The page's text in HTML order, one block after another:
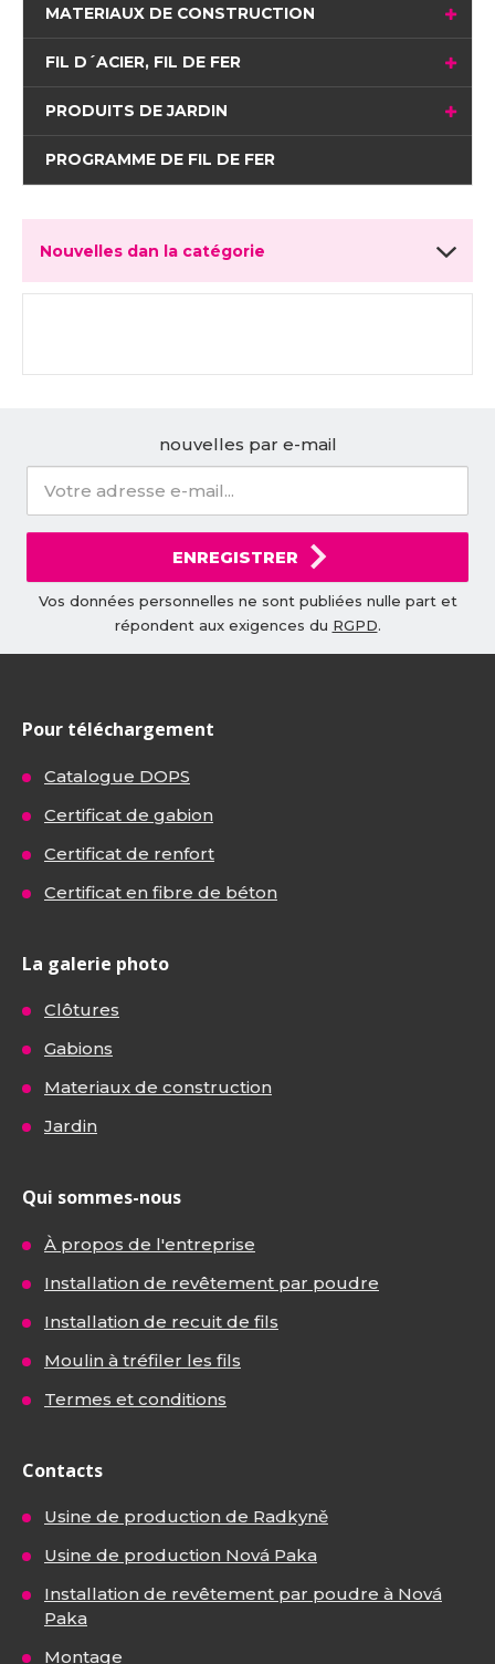
MATERIAUX DE CONSTRUCTION
FIL D´ACIER, FIL DE FER
PRODUITS DE JARDIN
PROGRAMME DE FIL DE FER
Nouvelles dan la catégorie
nouvelles par e-mail
ENREGISTRER
Vos données personnelles ne sont publiées nulle part et
répondent aux exigences du RGPD.
Pour téléchargement
Catalogue DOPS
Certificat de gabion
Certificat de renfort
Certificat en fibre de béton
La galerie photo
Clôtures
Gabions
Materiaux de construction
Jardin
Qui sommes-nous
À propos de l'entreprise
Installation de revêtement par poudre
Installation de recuit de fils
Moulin à tréfiler les fils
Termes et conditions
Contacts
Usine de production de Radkyně
Usine de production Nová Paka
Installation de revêtement par poudre à Nová
Paka
Montage